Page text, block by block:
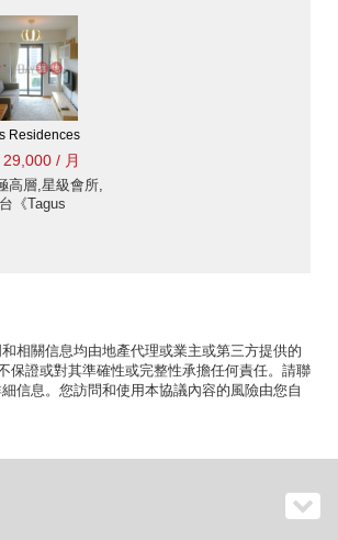
Residences
29,000 / 月
高層,星級會所,
《Tagus
相關信息均由地產代理或業主或第三方提供的
保證或對其準確性或完整性承擔任何責任。請聯
信息。您訪問和使用本協議內容的風險由您自